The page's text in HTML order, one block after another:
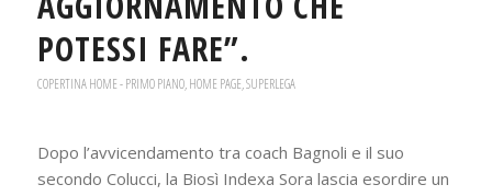
POTESSI FARE”.
COPERTINA HOME - PRIMO PIANO,HOME PAGE,SUPERLEGA
Dopo l’avvicendamento tra coach Bagnoli e il suo
secondo Colucci, la Biosì Indexa Sora lascia esordire un